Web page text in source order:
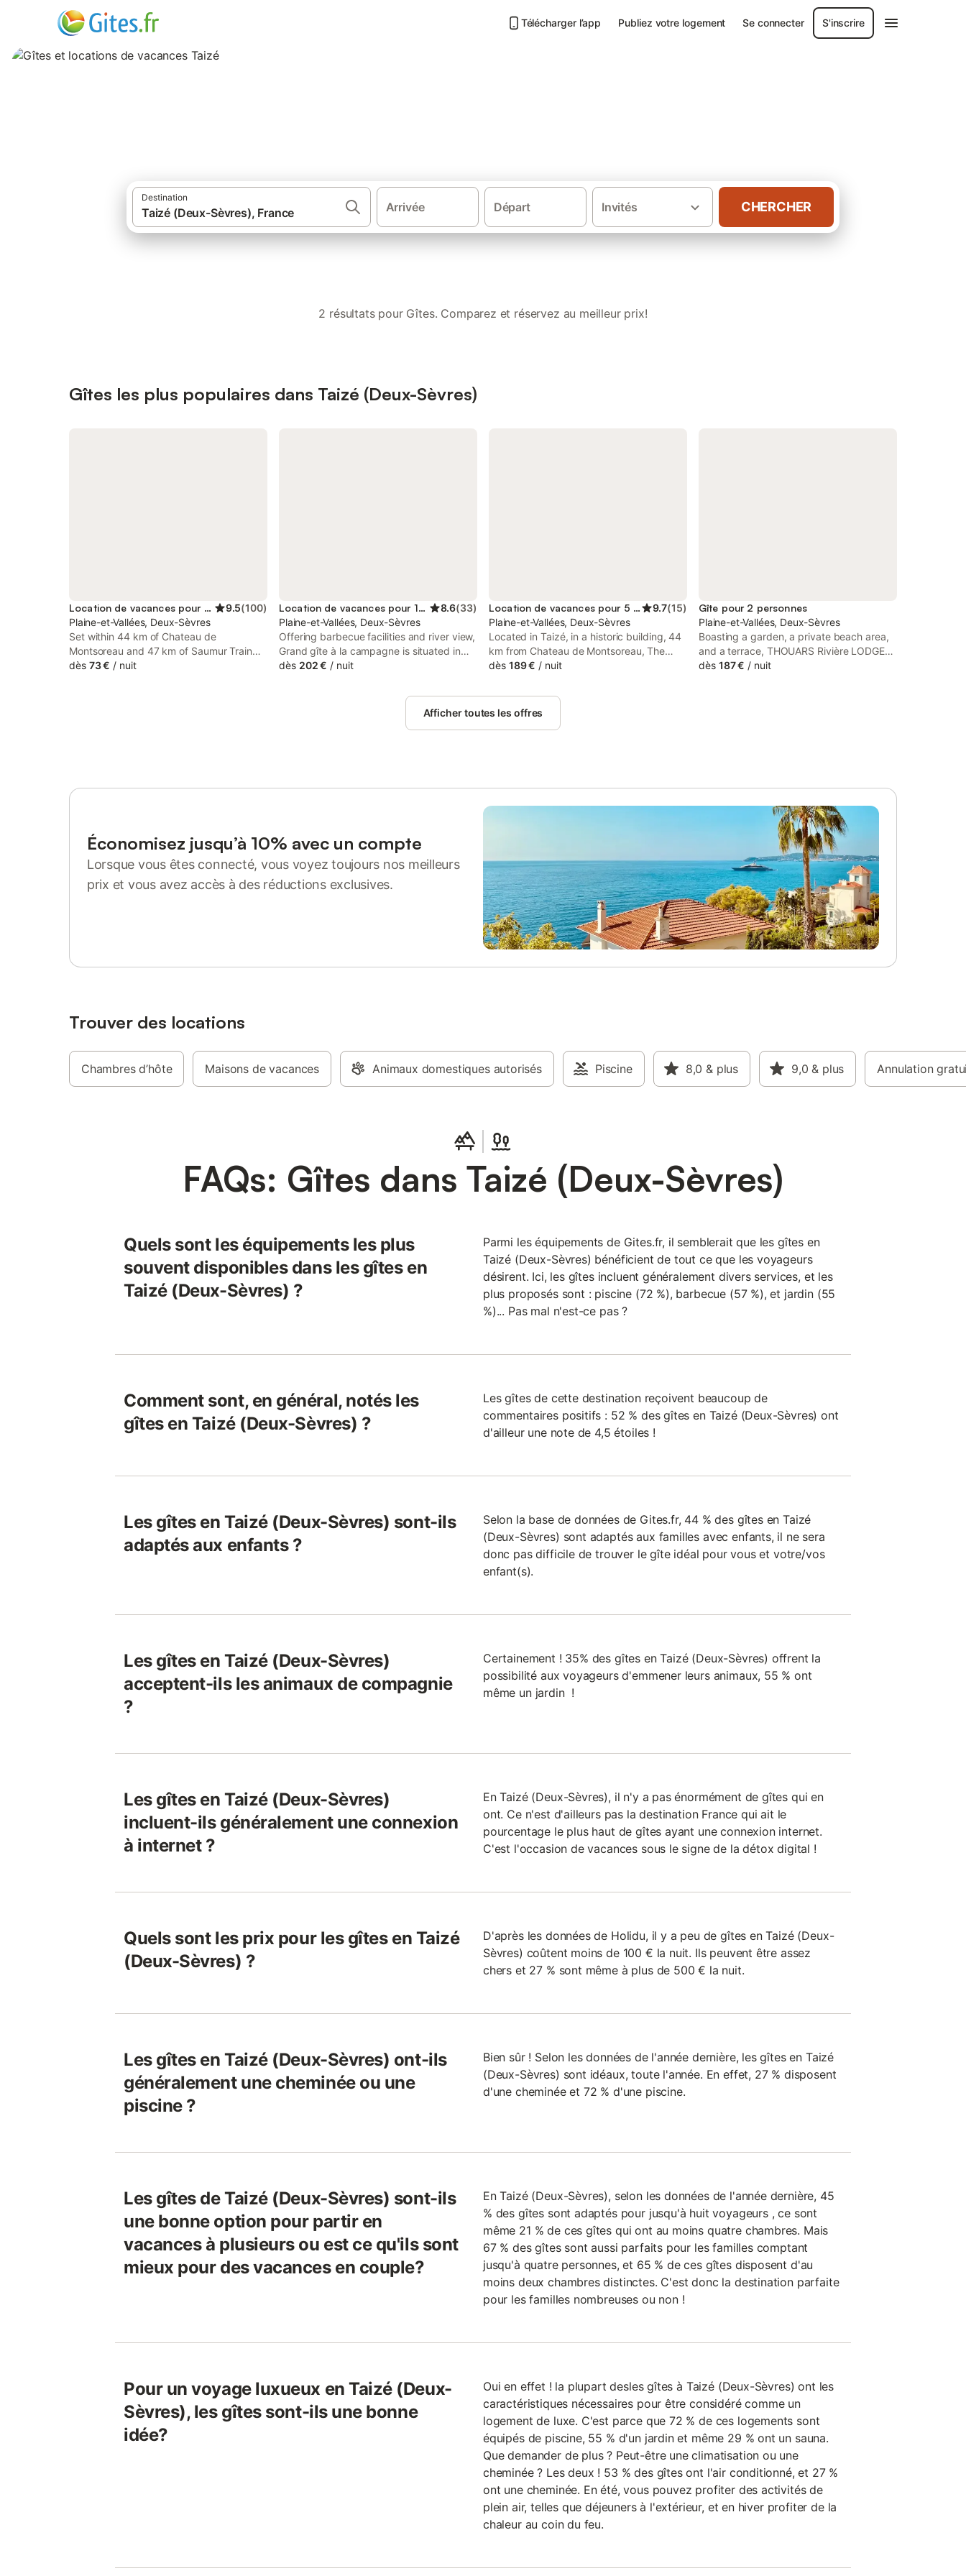
Télécharger l’app Publiez votre logement Se connecter S'inscrire
Destination
Arrivée Départ Invités CHERCHER
2 résultats pour Gîtes. Comparez et réservez au meilleur prix!
Gîtes les plus populaires dans Taizé (Deux-Sèvres)
Location de vacances pour 2 personnes 9.5(100)
Plaine-et-Vallées, Deux-Sèvres
Set within 44 km of Chateau de
Montsoreau and 47 km of Saumur Train
Station in Taizé, Gatekeepers Cottage
dès 73 € / nuit
Location de vacances pour 10 personnes 8.6(33)
Plaine-et-Vallées, Deux-Sèvres
Offering barbecue facilities and river view,
Grand gîte à la campagne is situated in
Missé, 41 km from Chateau de
Station. This property offers access to a
terrace, free private parking and free WiFi.
dès 202 € / nuit
Location de vacances pour 5 personnes 9.7(15)
Plaine-et-Vallées, Deux-Sèvres
Located in Taizé, in a historic building, 44
km from Chateau de Montsoreau, The
Enchanted Cottage is a holiday home with
holiday home provides free private
parking and luggage storage space.
dès 189 € / nuit
Gîte pour 2 personnes
Plaine-et-Vallées, Deux-Sèvres
Boasting a garden, a private beach area,
and a terrace, THOUARS Rivière LODGE
KAËLI offers accommodation in Maulais
dès 187 € / nuit
Afficher toutes les offres
Économisez jusqu’à 10% avec un compte
Lorsque vous êtes connecté, vous voyez toujours nos meilleurs
prix et vous avez accès à des réductions exclusives.
Trouver des locations
Chambres d’hôte Maisons de vacances Animaux domestiques autorisés Piscine 8,0 & plus 9,0 & plus Annulation
FAQs: Gîtes dans Taizé (Deux-Sèvres)
Quels sont les équipements les plus
souvent disponibles dans les gîtes en
Taizé (Deux-Sèvres) ?
Parmi les équipements de Gites.fr, il semblerait que les gîtes en
Taizé (Deux-Sèvres) bénéficient de tout ce que les voyageurs
désirent. Ici, les gîtes incluent généralement divers services, et les
plus proposés sont : piscine (72 %), barbecue (57 %), et jardin (55
%)... Pas mal n'est-ce pas ?
Comment sont, en général, notés les
gîtes en Taizé (Deux-Sèvres) ?
Les gîtes de cette destination reçoivent beaucoup de
commentaires positifs : 52 % des gîtes en Taizé (Deux-Sèvres) ont
d'ailleur une note de 4,5 étoiles !
Les gîtes en Taizé (Deux-Sèvres) sont-ils
adaptés aux enfants ?
Selon la base de données de Gites.fr, 44 % des gîtes en Taizé
(Deux-Sèvres) sont adaptés aux familles avec enfants, il ne sera
donc pas difficile de trouver le gîte idéal pour vous et votre/vos
enfant(s).
Les gîtes en Taizé (Deux-Sèvres)
acceptent-ils les animaux de compagnie
?
Certainement ! 35% des gîtes en Taizé (Deux-Sèvres) offrent la
possibilité aux voyageurs d'emmener leurs animaux, 55 % ont
même un jardin !
Les gîtes en Taizé (Deux-Sèvres)
incluent-ils généralement une connexion
à internet ?
En Taizé (Deux-Sèvres), il n'y a pas énormément de gîtes qui en
ont. Ce n'est d'ailleurs pas la destination France qui ait le
pourcentage le plus haut de gîtes ayant une connexion internet.
C'est l'occasion de vacances sous le signe de la détox digital !
Quels sont les prix pour les gîtes en Taizé
(Deux-Sèvres) ?
D'après les données de Holidu, il y a peu de gîtes en Taizé (Deux-
Sèvres) coûtent moins de 100 € la nuit. Ils peuvent être assez
chers et 27 % sont même à plus de 500 € la nuit.
Les gîtes en Taizé (Deux-Sèvres) ont-ils
généralement une cheminée ou une
piscine ?
Bien sûr ! Selon les données de l'année dernière, les gîtes en Taizé
(Deux-Sèvres) sont idéaux, toute l'année. En effet, 27 % disposent
d'une cheminée et 72 % d'une piscine.
Les gîtes de Taizé (Deux-Sèvres) sont-ils
une bonne option pour partir en
vacances à plusieurs ou est ce qu'ils sont
mieux pour des vacances en couple?
En Taizé (Deux-Sèvres), selon les données de l'année dernière, 45
% des gîtes sont adaptés pour jusqu'à huit voyageurs , ce sont
même 21 % de ces gîtes qui ont au moins quatre chambres. Mais
67 % des gîtes sont aussi parfaits pour les familles comptant
jusqu'à quatre personnes, et 65 % de ces gîtes disposent d'au
moins deux chambres distinctes. C'est donc la destination parfaite
pour les familles nombreuses ou non !
Pour un voyage luxueux en Taizé (Deux-
Sèvres), les gîtes sont-ils une bonne
idée?
Oui en effet ! la plupart desles gîtes à Taizé (Deux-Sèvres) ont les
caractéristiques nécessaires pour être considéré comme un
logement de luxe. C'est parce que 72 % de ces logements sont
équipés de piscine, 55 % d'un jardin et même 29 % ont un sauna.
Que demander de plus ? Peut-être une climatisation ou une
cheminée ? Les deux ! 53 % des gîtes ont l'air conditionné, et 27 %
ont une cheminée. En été, vous pouvez profiter des activités de
plein air, telles que déjeuners à l'extérieur, et en hiver profiter de la
chaleur au coin du feu.